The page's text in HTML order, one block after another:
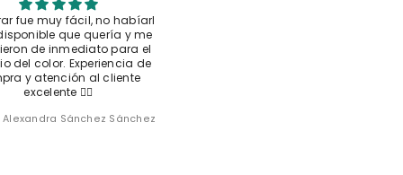
fue muy fácil, no habíarl
que quería y me
de inmediato para el
del color. Experiencia de
y atención al cliente
excelente 👌🏼
Sánchez Sánchez